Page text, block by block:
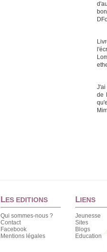
J'ai
de
LES EDITIONS
Qui sommes-nous ?
Contact
Facebook
Mentions légales
LIENS
Jeunesse
Sites
Blogs
Education